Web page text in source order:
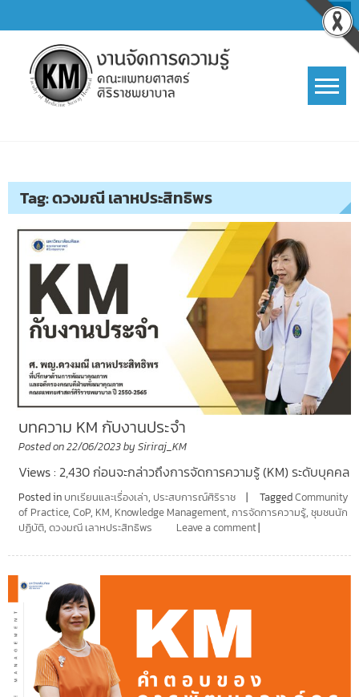
to
content
Tag:ดวงมณี เลาหประสิทธิพร
บทความ KM กับงานประจำ
Posted on22/06/2023by Siriraj_KM
Views : 2,430 ก่อนจะกล่าวถึงการจัดการความรู้ (KM) ระดับบุคคล
Posted in บทเรียนและเรื่องเล่า, ประสบการณ์ศิริราช TaggedCommunity
of Practice, CoP, KM, Knowledge Management, การจัดการความรู้, ชุมชนนัก
ปฏิบัติ, ดวงมณี เลาหประสิทธิพร Leave a comment